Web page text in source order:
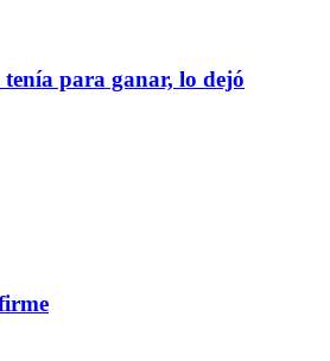
para ganar, lo dejó